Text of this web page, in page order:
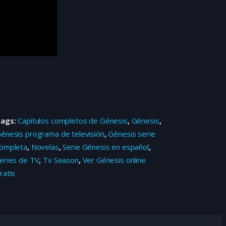
Capítulos completos de Génesis, Génesis,
programa de televisión,Génesis serie
, Novelas,Serie Génesis en español,
de TV, Tv Season, Ver Génesis online